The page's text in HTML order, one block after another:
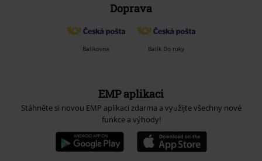
Doprava
Balíkovna Balík Do ruky
EMP aplikaci
Stáhněte si novou EMP aplikaci zdarma a využijte všechny nové
funkce a výhody!